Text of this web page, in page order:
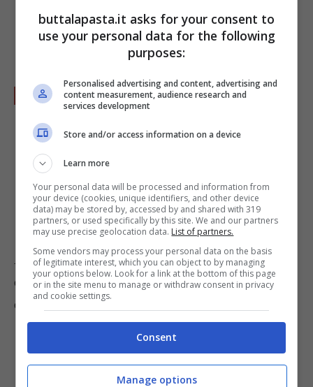
Servite lavellutata di borraginecalda o
A piacere potete completare con un filo d’olio
d’oliva crudo e un po’ di parmigiano (ovviamente
questo aggiunge qualche caloria.)
buttalapasta.it asks for your consent to
use your personal data for the following
purposes:
Personalised advertising and content, advertising and
content measurement, audience research and
services development
Store and/or access information on a device
Learn more
Your personal data will be processed and information from
your device (cookies, unique identifiers, and other device
data) may be stored by, accessed by and shared with 319
partners, or used specifically by this site. We and our partners
may use precise geolocation data. List of partners.
Some vendors may process your personal data on the basis
of legitimate interest, which you can object to by managing
your options below. Look for a link at the bottom of this page
or in the site menu to manage or withdraw consent in privacy
and cookie settings.
Consent
Manage options